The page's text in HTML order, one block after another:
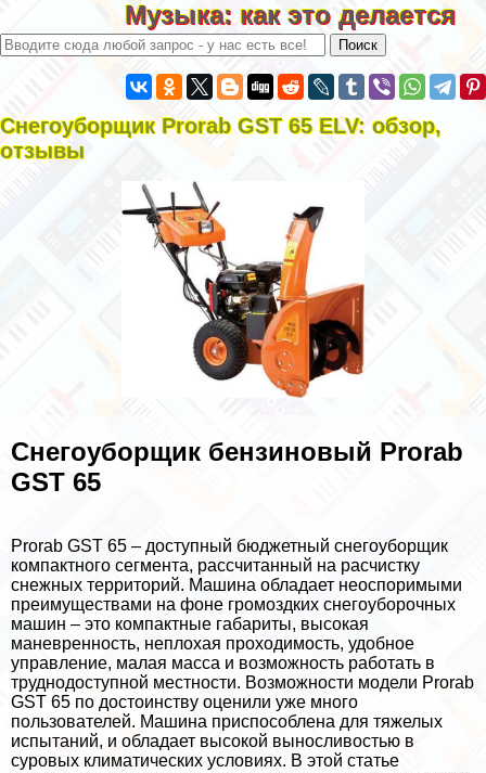
Музыка: как это делается
Снегоуборщик Prorab GST 65 ELV: обзор,
отзывы
Снегоуборщик бензиновый Prorab
GST 65
Prorab GST 65 – доступный бюджетный снегоуборщик
компактного сегмента, рассчитанный на расчистку
снежных территорий. Машина обладает неоспоримыми
преимуществами на фоне громоздких снегоуборочных
машин – это компактные габариты, высокая
маневренность, неплохая проходимость, удобное
управление, малая масса и возможность работать в
труднодоступной местности. Возможности модели Prorab
GST 65 по достоинству оценили уже много
пользователей. Машина приспособлена для тяжелых
испытаний, и обладает высокой выносливостью в
суровых климатических условиях. В этой статье